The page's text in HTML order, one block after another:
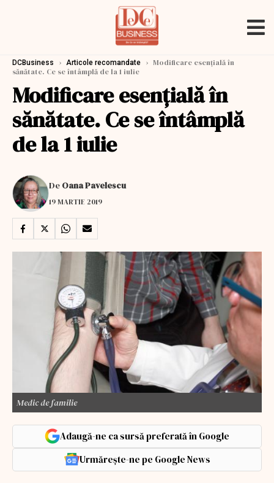
DCBusiness › Articole recomandate › Modificare esențială în
sănătate. Ce se întâmplă de la 1 iulie
Modificare esențială în
sănătate. Ce se întâmplă
de la 1 iulie
De Oana Pavelescu
19 MARTIE 2019
Medic de familie
Adaugă-ne ca sursă preferată în Google
Urmărește-ne pe Google News